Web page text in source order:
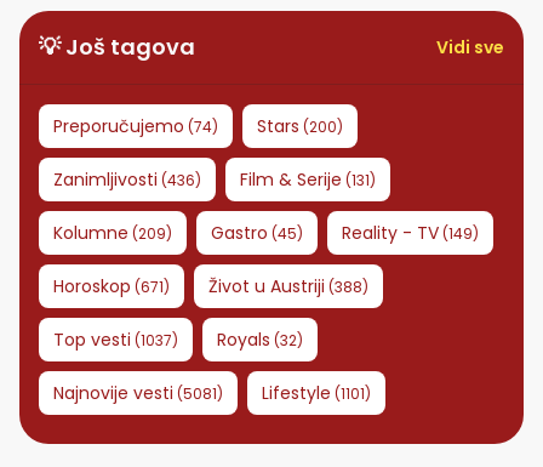
💡 Još tagova Vidi sve
Preporučujemo (74) Stars (200)
Zanimljivosti (436) Film & Serije (131)
Kolumne (209) Gastro (45) Reality - TV(149)
Horoskop (671) Život u Austriji (388)
Top vesti (1037) Royals (32)
Najnovije vesti (5081) Lifestyle (1101)